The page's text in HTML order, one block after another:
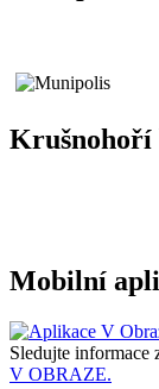
Krušnohoří
Mobilní
Sledujte informace
V OBRAZE.